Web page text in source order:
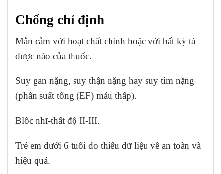
Chống chỉ định
Mẫn cảm với hoạt chất chính hoặc với bất kỳ tá
dược nào của thuốc.
Suy gan nặng, suy thận nặng hay suy tim nặng
(phân suất tổng (EF) máu thấp).
Blốc nhĩ-thất độ II-III.
Trẻ em dưới 6 tuổi do thiếu dữ liệu về an toàn và
hiệu quả.